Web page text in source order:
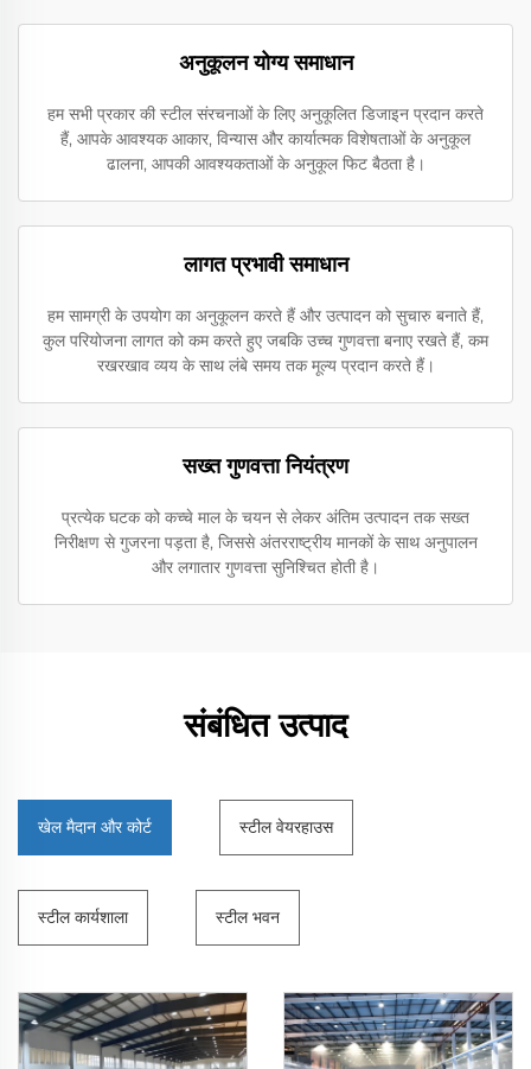
अनुकूलन योग्य समाधान
हम सभी प्रकार की स्टील संरचनाओं के लिए अनुकूलित डिजाइन प्रदान करते
हैं, आपके आवश्यक आकार, विन्यास और कार्यात्मक विशेषताओं के अनुकूल
ढालना, आपकी आवश्यकताओं के अनुकूल फिट बैठता है।
लागत प्रभावी समाधान
हम सामग्री के उपयोग का अनुकूलन करते हैं और उत्पादन को सुचारु बनाते हैं,
कुल परियोजना लागत को कम करते हुए जबकि उच्च गुणवत्ता बनाए रखते हैं, कम
रखरखाव व्यय के साथ लंबे समय तक मूल्य प्रदान करते हैं।
सख्त गुणवत्ता नियंत्रण
प्रत्येक घटक को कच्चे माल के चयन से लेकर अंतिम उत्पादन तक सख्त
निरीक्षण से गुजरना पड़ता है, जिससे अंतरराष्ट्रीय मानकों के साथ अनुपालन
और लगातार गुणवत्ता सुनिश्चित होती है।
संबंधित उत्पाद
खेल मैदान और कोर्ट स्टील वेयरहाउस
स्टील कार्यशाला स्टील भवन